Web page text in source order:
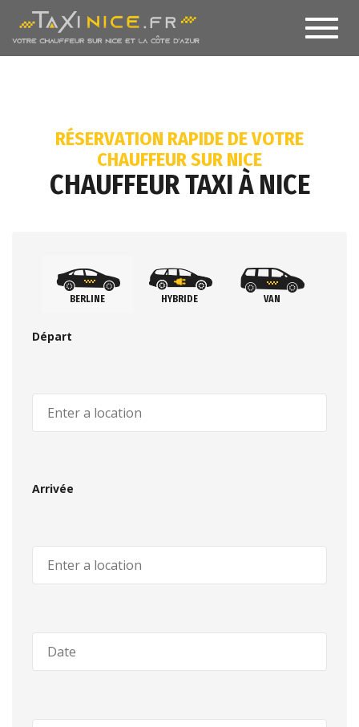
RÉSERVATION RAPIDE DE VOTRE
CHAUFFEUR SUR NICE
CHAUFFEUR TAXI À NICE
BERLINE HYBRIDE VAN
Départ
Arrivée